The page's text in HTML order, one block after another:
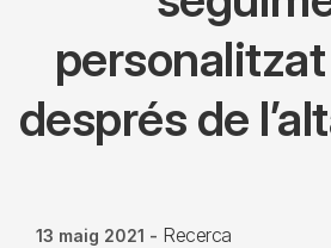
després de
13 maig 2021 - Recerca